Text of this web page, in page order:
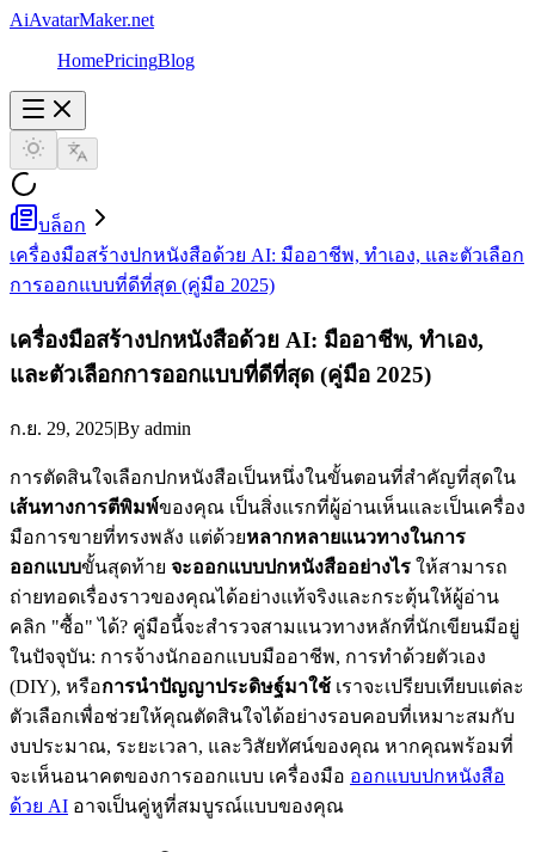
AiAvatarMaker.net
HomePricingBlog
บล็อก
เครื่องมือสร้างปกหนังสือด้วย AI: มืออาชีพ, ทำเอง, และตัวเลือก
การออกแบบที่ดีที่สุด (คู่มือ 2025)
เครื่องมือสร้างปกหนังสือด้วย AI: มืออาชีพ, ทำเอง,
และตัวเลือกการออกแบบที่ดีที่สุด (คู่มือ 2025)
ก.ย. 29, 2025|By admin
การตัดสินใจเลือกปกหนังสือเป็นหนึ่งในขั้นตอนที่สำคัญที่สุดใน
เส้นทางการตีพิมพ์ของคุณ เป็นสิ่งแรกที่ผู้อ่านเห็นและเป็นเครื่อง
มือการขายที่ทรงพลัง แต่ด้วยหลากหลายแนวทางในการ
ออกแบบขั้นสุดท้าย จะออกแบบปกหนังสืออย่างไร ให้สามารถ
ถ่ายทอดเรื่องราวของคุณได้อย่างแท้จริงและกระตุ้นให้ผู้อ่าน
คลิก "ซื้อ" ได้? คู่มือนี้จะสำรวจสามแนวทางหลักที่นักเขียนมีอยู่
ในปัจจุบัน: การจ้างนักออกแบบมืออาชีพ, การทำด้วยตัวเอง
(DIY), หรือการนำปัญญาประดิษฐ์มาใช้ เราจะเปรียบเทียบแต่ละ
ตัวเลือกเพื่อช่วยให้คุณตัดสินใจได้อย่างรอบคอบที่เหมาะสมกับ
งบประมาณ, ระยะเวลา, และวิสัยทัศน์ของคุณ หากคุณพร้อมที่
จะเห็นอนาคตของการออกแบบ เครื่องมือ ออกแบบปกหนังสือ
ด้วย AI อาจเป็นคู่หูที่สมบูรณ์แบบของคุณ